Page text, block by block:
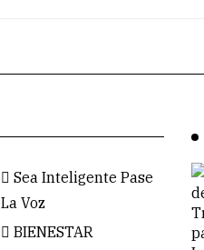
Sea Inteligente Pase
La Voz
BIENESTAR